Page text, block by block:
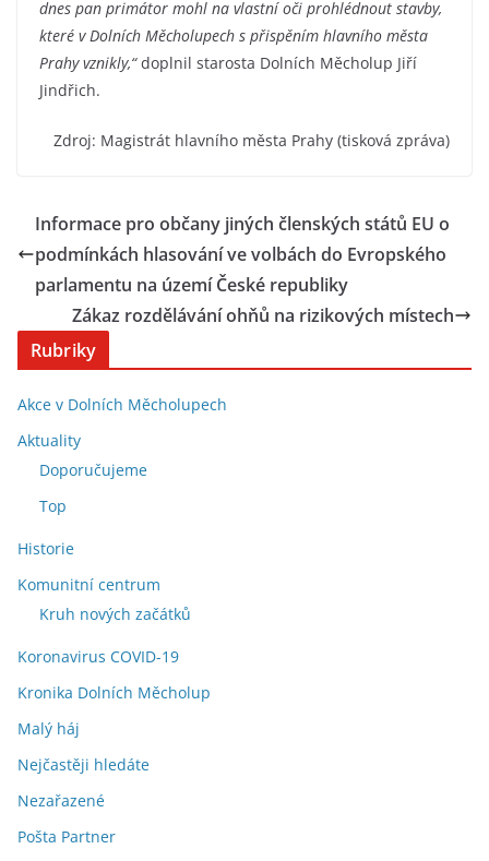
dnes pan primátor mohl na vlastní oči prohlédnout stavby,
které v Dolních Měcholupech s přispěním hlavního města
Prahy vznikly,“doplnil starosta Dolních Měcholup Jiří
Jindřich.
Zdroj: Magistrát hlavního města Prahy (tisková zpráva)
Informace pro občany jiných členských států EU o
podmínkách hlasování ve volbách do Evropského
parlamentu na území České republiky
Zákaz rozdělávání ohňů na rizikových místech
Rubriky
Akce v Dolních Měcholupech
Aktuality
Doporučujeme
Top
Historie
Komunitní centrum
Kruh nových začátků
Koronavirus COVID-19
Kronika Dolních Měcholup
Malý háj
Nejčastěji hledáte
Nezařazené
Pošta Partner